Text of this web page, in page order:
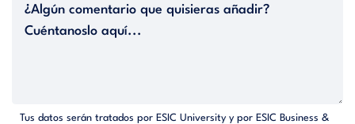
Tus datos serán tratados por ESIC University y por ESIC Business &